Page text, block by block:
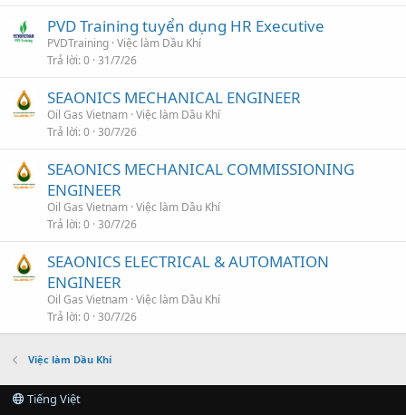
PVD Training tuyển dụng HR Executive
PVDTraining Việc làm Dầu Khí
Trả lời 0 31/7/26
SEAONICS MECHANICAL ENGINEER
Oil Gas Vietnam Việc làm Dầu Khí
Trả lời 0 30/7/26
SEAONICS MECHANICAL COMMISSIONING
ENGINEER
Oil Gas Vietnam Việc làm Dầu Khí
Trả lời 0 30/7/26
SEAONICS ELECTRICAL & AUTOMATION
ENGINEER
Oil Gas Vietnam Việc làm Dầu Khí
Trả lời 0 30/7/26
Việc làm Dầu Khí
Tiếng Việt